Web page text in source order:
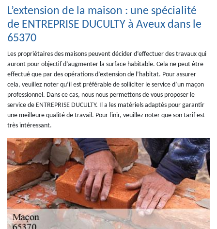
L’extension de la maison : une spécialité
de ENTREPRISE DUCULTY à Aveux dans le
65370
Les propriétaires des maisons peuvent décider d’effectuer des travaux qui
auront pour objectif d’augmenter la surface habitable. Cela ne peut être
effectué que par des opérations d’extension de l’habitat. Pour assurer
cela, veuillez noter qu’il est préférable de solliciter le service d’un maçon
professionnel. Dans ce cas, nous nous permettons de vous proposer le
service de ENTREPRISE DUCULTY. Il a les matériels adaptés pour garantir
une meilleure qualité de travail. Pour finir, veuillez noter que son tarif est
très intéressant.